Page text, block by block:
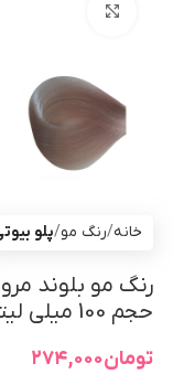
خانه رنگ مو پلو
رنگ مو بلوند
حجم 100 میلی لیتر شماره 11.21
تومان۲۷۴,۰۰۰